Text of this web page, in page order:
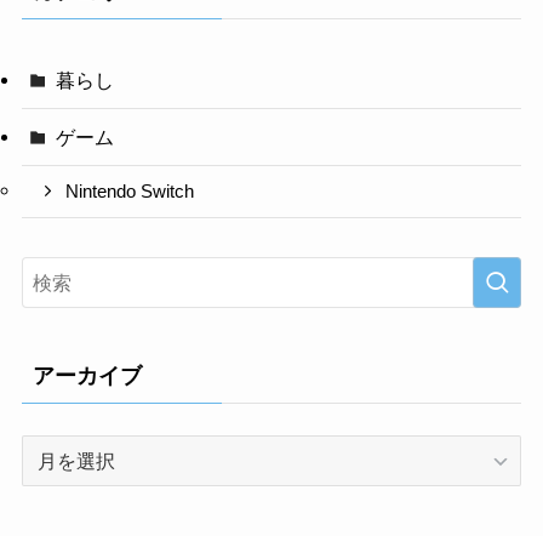
暮らし
ゲーム
Nintendo Switch
アーカイブ